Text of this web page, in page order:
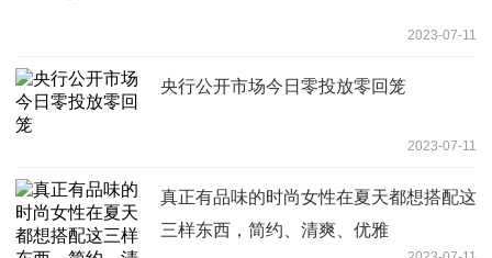
2023-07-11
央行公开市场今日零投放零回笼
2023-07-11
真正有品味的时尚女性在夏天都想搭配这
三样东西，简约、清爽、优雅